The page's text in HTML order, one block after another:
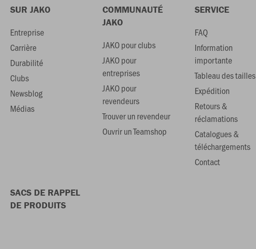
SUR JAKO
Entreprise
Carrière
Durabilité
Clubs
Newsblog
Médias
COMMUNAUTÉ
JAKO
JAKO pour clubs
JAKO pour
entreprises
JAKO pour
revendeurs
Trouver un revendeur
Ouvrir un Teamshop
SERVICE
FAQ
Information
importante
Tableau des tailles
Expédition
Retours &
réclamations
Catalogues &
téléchargements
Contact
SACS DE RAPPEL
DE PRODUITS